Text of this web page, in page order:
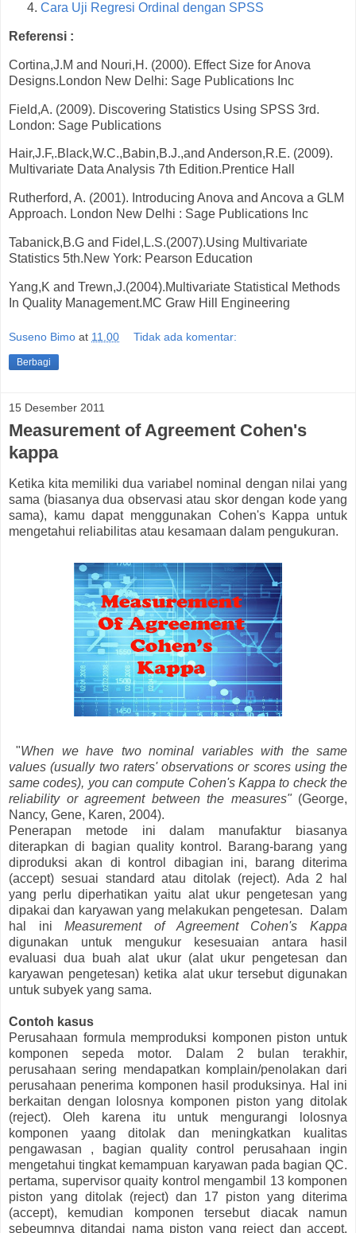
Cara Uji Regresi Ordinal dengan SPSS
Referensi :
Cortina,J.M and Nouri,H. (2000). Effect Size for Anova
Designs.London New Delhi: Sage Publications Inc
Field,A. (2009). Discovering Statistics Using SPSS 3rd.
London: Sage Publications
Hair,J.F,.Black,W.C.,Babin,B.J.,and Anderson,R.E. (2009).
Multivariate Data Analysis 7th Edition.Prentice Hall
Rutherford, A. (2001). Introducing Anova and Ancova a GLM
Approach. London New Delhi : Sage Publications Inc
Tabanick,B.G and Fidel,L.S.(2007).Using Multivariate
Statistics 5th.New York: Pearson Education
Yang,K and Trewn,J.(2004).Multivariate Statistical Methods
In Quality Management.MC Graw Hill Engineering
Suseno Bimo at 11.00 Tidak ada komentar:
Berbagi
15 Desember 2011
Measurement of Agreement Cohen's
kappa
Ketika kita memiliki dua variabel nominal dengan nilai yang
sama (biasanya dua observasi atau skor dengan kode yang
sama), kamu dapat menggunakan Cohen's Kappa untuk
mengetahui reliabilitas atau kesamaan dalam pengukuran.
"When we have two nominal variables with the same
values (usually two raters' observations or scores using the
same codes), you can compute Cohen's Kappa to check the
reliability or agreement between the measures"(George,
Nancy, Gene, Karen, 2004).
Penerapan metode ini dalam manufaktur biasanya
diterapkan di bagian quality kontrol. Barang-barang yang
diproduksi akan di kontrol dibagian ini, barang diterima
(accept) sesuai standard atau ditolak (reject). Ada 2 hal
yang perlu diperhatikan yaitu alat ukur pengetesan yang
dipakai dan karyawan yang melakukan pengetesan. Dalam
hal ini Measurement of Agreement Cohen's Kappa
digunakan untuk mengukur kesesuaian antara hasil
evaluasi dua buah alat ukur (alat ukur pengetesan dan
karyawan pengetesan) ketika alat ukur tersebut digunakan
untuk subyek yang sama.
Contoh kasus
Perusahaan formula memproduksi komponen piston untuk
komponen sepeda motor. Dalam 2 bulan terakhir,
perusahaan sering mendapatkan komplain/penolakan dari
perusahaan penerima komponen hasil produksinya. Hal ini
berkaitan dengan lolosnya komponen piston yang ditolak
(reject). Oleh karena itu untuk mengurangi lolosnya
komponen yaang ditolak dan meningkatkan kualitas
pengawasan , bagian quality control perusahaan ingin
mengetahui tingkat kemampuan karyawan pada bagian QC.
pertama, supervisor quaity kontrol mengambil 13 komponen
piston yang ditolak (reject) dan 17 piston yang diterima
(accept), kemudian komponen tersebut diacak namun
sebeumnya ditandai nama piston yang reject dan accept.